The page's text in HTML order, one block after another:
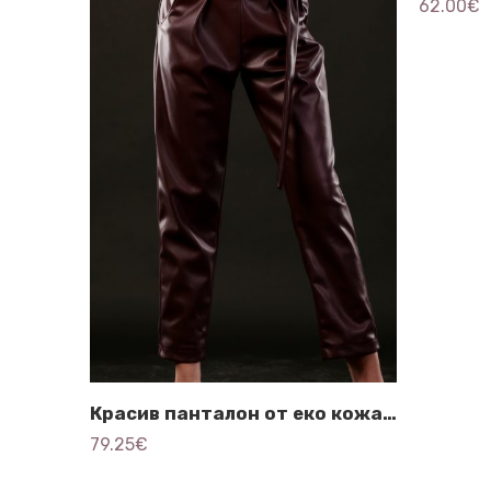
Красив панталон от еко кожа – 3642
79.25€
62.00€